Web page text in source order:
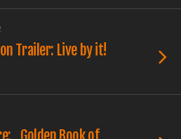
Trailer: Live by it!